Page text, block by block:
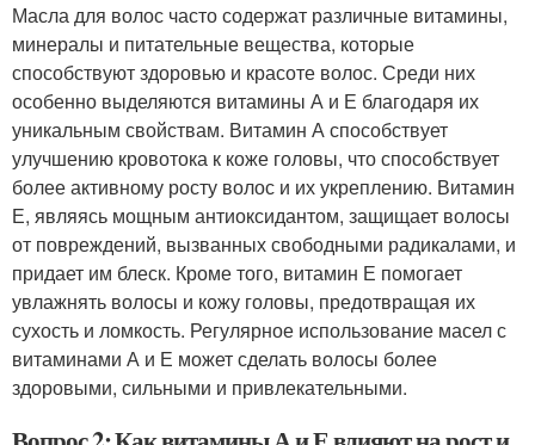
Масла для волос часто содержат различные витамины,
минералы и питательные вещества, которые
способствуют здоровью и красоте волос. Среди них
особенно выделяются витамины А и Е благодаря их
уникальным свойствам. Витамин А способствует
улучшению кровотока к коже головы, что способствует
более активному росту волос и их укреплению. Витамин
Е, являясь мощным антиоксидантом, защищает волосы
от повреждений, вызванных свободными радикалами, и
придает им блеск. Кроме того, витамин Е помогает
увлажнять волосы и кожу головы, предотвращая их
сухость и ломкость. Регулярное использование масел с
витаминами А и Е может сделать волосы более
здоровыми, сильными и привлекательными.